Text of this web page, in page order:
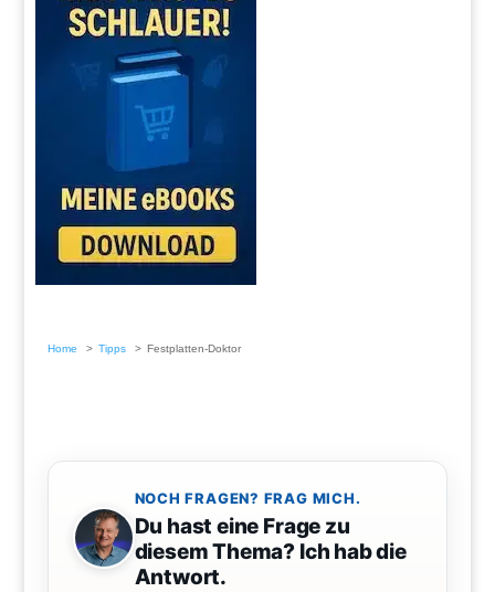
Home Tipps Festplatten-Doktor
NOCH FRAGEN? FRAG MICH.
Du hast eine Frage zu
diesem Thema? Ich hab die
Antwort.